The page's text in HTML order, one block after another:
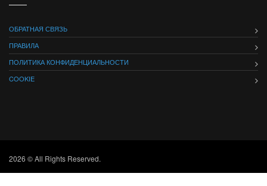
ОБРАТНАЯ СВЯЗЬ
ПРАВИЛА
ПОЛИТИКА КОНФИДЕНЦИАЛЬНОСТИ
COOKIE
2026 © All Rights Reserved.